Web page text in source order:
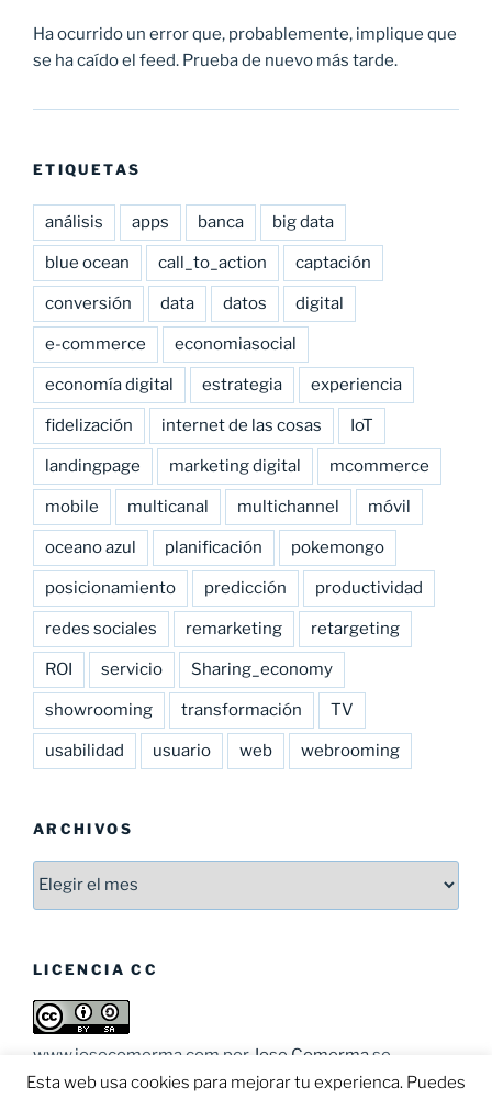
Ha ocurrido un error que, probablemente, implique que
se ha caído el feed. Prueba de nuevo más tarde.
ETIQUETAS
análisis apps banca big data
blue ocean call_to_action captación
conversión data datos digital
e-commerce economiasocial
economía digital estrategia experiencia
fidelización internet de las cosas IoT
landingpage marketing digital mcommerce
mobile multicanal multichannel móvil
oceano azul planificación pokemongo
posicionamiento predicción productividad
redes sociales remarketing retargeting
ROI servicio Sharing_economy
showrooming transformación TV
usabilidad usuario web webrooming
ARCHIVOS
Archivos
LICENCIA CC
www.josecomerma.com por Jose Comermase
distribuye bajo unaLicencia Creative Commons
Esta web usa cookies para mejorar tu experienca. Puedes